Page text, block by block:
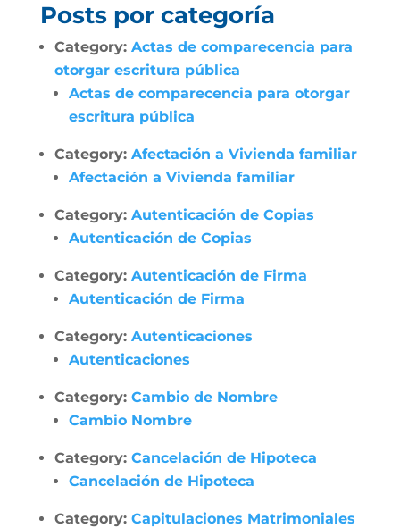
Posts por categoría
Category: Actas de comparecencia para
otorgar escritura pública
Actas de comparecencia para otorgar
escritura pública
Category: Afectación a Vivienda familiar
Afectación a Vivienda familiar
Category: Autenticación de Copias
Autenticación de Copias
Category: Autenticación de Firma
Autenticación de Firma
Category: Autenticaciones
Autenticaciones
Category: Cambio de Nombre
Cambio Nombre
Category: Cancelación de Hipoteca
Cancelación de Hipoteca
Category: Capitulaciones Matrimoniales